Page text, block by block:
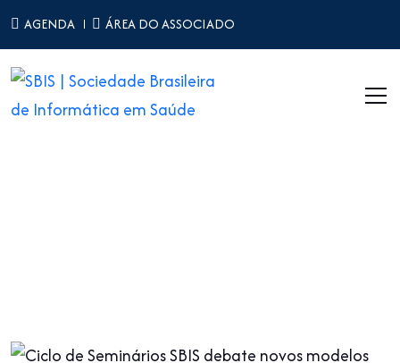
AGENDA ÁREA DO ASSOCIADO